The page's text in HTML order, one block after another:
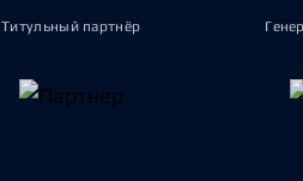
Титульный партнёр